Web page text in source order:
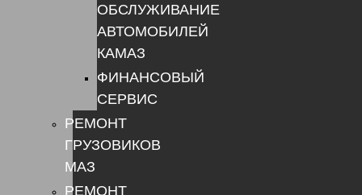
ОБСЛУЖИВАНИЕ
АВТОМОБИЛЕЙ
КАМАЗ
ФИНАНСОВЫЙ
СЕРВИС
РЕМОНТ
ГРУЗОВИКОВ
МАЗ
РЕМОНТ